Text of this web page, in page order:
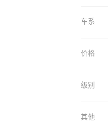
车系
价格
级别
其他